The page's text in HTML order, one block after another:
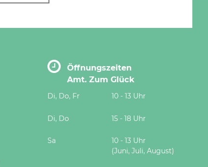
Öffnungszeiten
Amt. Zum Glück
Di, Do, Fr 10 - 13 Uhr
Di, Do 15 - 18 Uhr
Sa
10 - 13 Uhr
(Juni, Juli, August)